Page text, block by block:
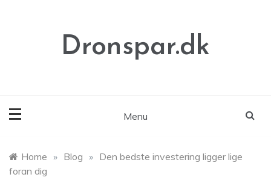
Dronspar.dk
Menu
Home » Blog » Den bedste investering ligger lige
foran dig